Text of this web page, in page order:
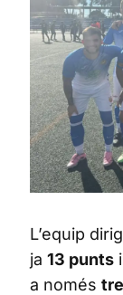
L’equip
ja 13 punts
a només